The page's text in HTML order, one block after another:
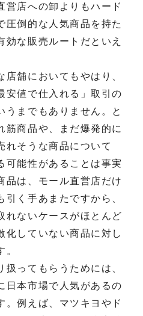
営店への卸よりもハード
圧倒的な人気商品を持た
効な販売ルートだといえ
舗においてもやはり、
安値で仕入れる」取引の
うまでもありません。と
筋商品や、まだ爆発的に
れそうな商品について
可能性があることは事実
品は、モール直営店だけ
引く手あまたですから、
れないケースがほとんど
化していない商品に対し
。
ってもらうためには、
日本市場で人気があるの
。例えば、マツキヨやド